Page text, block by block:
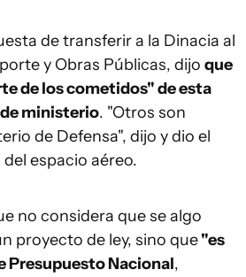
de transferir a la Dinacia al
y Obras Públicas, dijo que
de los cometidos" de esta
ministerio. "Otros son
de Defensa", dijo y dio el
espacio aéreo.
no considera que se algo
proyecto de ley, sino que"es
Presupuesto Nacional,